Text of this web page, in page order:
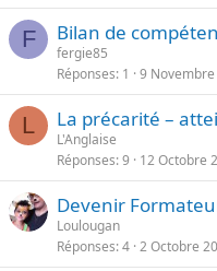
F Bilan de
fergie85
Réponses 1 9
L La précarité –
L'Anglaise
Réponses 9 12 Octobre
Devenir
Loulougan
Réponses 4 2 Octobre